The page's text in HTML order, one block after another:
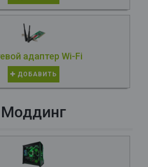
адаптер Wi-Fi
ДОБАВИТЬ
Моддинг